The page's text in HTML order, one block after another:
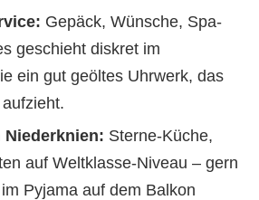
Gepäck, Wünsche, Spa-
geschieht diskret im
ein gut geöltes Uhrwerk, das
Sterne-Küche,
auf Weltklasse-Niveau – gern
Pyjama auf dem Balkon